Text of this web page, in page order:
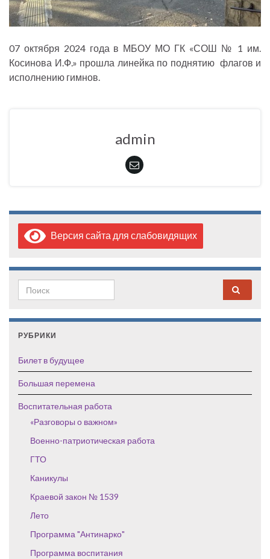
07 октября 2024 года в МБОУ МО ГК «СОШ № 1 им.
Косинова И.Ф.» прошла линейка по поднятию флагов и
исполнению гимнов.
admin
Версия сайта для слабовидящих
Search for:
РУБРИКИ
Билет в будущее
Большая перемена
Воспитательная работа
«Разговоры о важном»
Военно-патриотическая работа
ГТО
Каникулы
Краевой закон № 1539
Лето
Программа "Антинарко"
Программа воспитания